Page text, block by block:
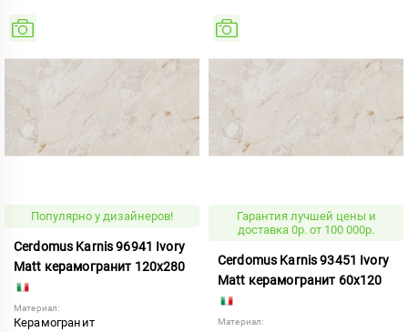
Популярно у дизайнеров!
Cerdomus Karnis 96941 Ivory
Matt керамогранит 120x280
Материал:
Керамогранит
Гарантия лучшей цены и
доставка 0р. от 100 000р.
Cerdomus Karnis 93451 Ivory
Matt керамогранит 60x120
Материал: